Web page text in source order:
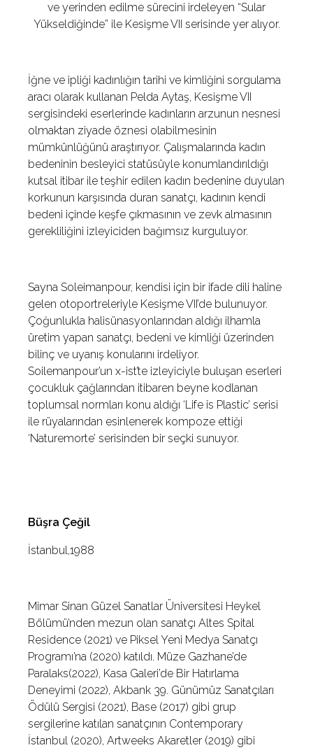
ve yerinden edilme sürecini irdeleyen “Sular
Yükseldiğinde” ile Kesişme VII serisinde yer alıyor.
İğne ve ipliği kadınlığın tarihi ve kimliğini sorgulama
aracı olarak kullanan Pelda Aytaş, Kesişme VII
sergisindeki eserlerinde kadınların arzunun nesnesi
olmaktan ziyade öznesi olabilmesinin
mümkünlüğünü araştırıyor. Çalışmalarında kadın
bedeninin besleyici statüsüyle konumlandırıldığı
kutsal itibar ile teşhir edilen kadın bedenine duyulan
korkunun karşısında duran sanatçı, kadının kendi
bedeni içinde keşfe çıkmasının ve zevk almasının
gerekliliğini izleyiciden bağımsız kurguluyor.
Sayna Soleimanpour, kendisi için bir ifade dili haline
gelen otoportreleriyle Kesişme VII’de bulunuyor.
Çoğunlukla halisünasyonlarından aldığı ilhamla
üretim yapan sanatçı, bedeni ve kimliği üzerinden
bilinç ve uyanış konularını irdeliyor.
Soilemanpour’un x-ist’te izleyiciyle buluşan eserleri
çocukluk çağlarından itibaren beyne kodlanan
toplumsal normları konu aldığı ‘Life is Plastic’ serisi
ile rüyalarından esinlenerek kompoze ettiği
‘Naturemorte’ serisinden bir seçki sunuyor.
Büşra Çeğil
İstanbul,1988
Mimar Sinan Güzel Sanatlar Üniversitesi Heykel
Bölümü’nden mezun olan sanatçı Altes Spital
Residence (2021) ve Piksel Yeni Medya Sanatçı
Programı’na (2020) katıldı. Müze Gazhane’de
Paralaks(2022), Kasa Galeri’de Bir Hatırlama
Deneyimi (2022), Akbank 39. Günümüz Sanatçıları
Ödülü Sergisi (2021), Base (2017) gibi grup
sergilerine katılan sanatçının Contemporary
İstanbul (2020), Artweeks Akaretler (2019) gibi